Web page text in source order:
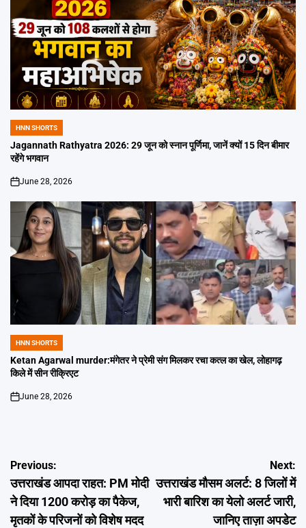
POSTED
IN
HNN SHORTS
Jagannath Rathyatra 2026: 29 जून को स्नान पूर्णिमा, जानें क्यों 15 दिन बीमार
रहेंगे भगवान
on
June 28, 2026
POSTED
IN
HNN SHORTS
Ketan Agarwal murder:मंगेतर ने प्रेमी संग मिलकर रचा कत्ल का खेल, लोहागढ़
किले में सीन रीक्रिएट
on
June 28, 2026
Post
navigation
Previous:
उत्तराखंड आपदा राहत: PM मोदी
ने दिया 1200 करोड़ का पैकेज,
मृतकों के परिजनों को विशेष मदद
Next:
उत्तराखंड मौसम अलर्ट: 8 जिलों में
भारी बारिश का येलो अलर्ट जारी,
जानिए ताज़ा अपडेट